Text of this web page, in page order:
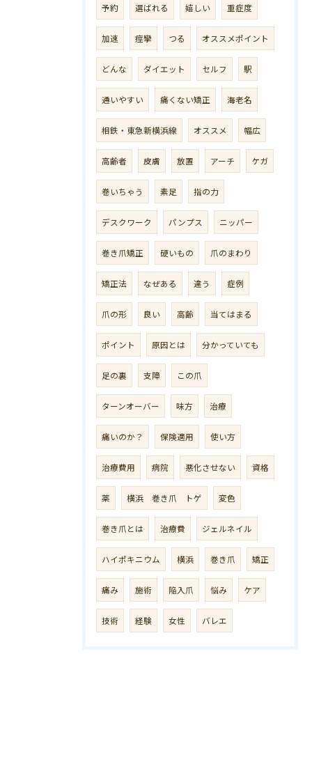
予約 選ばれる 嬉しい 重症度
加速 痙攣 つる オススメポイント
どんな ダイエット セルフ 駅
通いやすい 痛くない矯正 海老名
相鉄・東急新横浜線 オススメ 幅広
高齢者 皮膚 放置 アーチ ケガ
巻いちゃう 素足 指の力
デスクワーク パンプス ニッパー
巻き爪矯正 硬いもの 爪のまわり
矯正法 なぜある 違う 症例
爪の形 良い 高齢 当てはまる
ポイント 原因とは 分かっていても
足の裏 支障 この爪
ターンオーバー 味方 治療
痛いのか？ 保険適用 使い方
治療費用 病院 悪化させない 資格
薬 横浜 巻き爪 トゲ 変色
巻き爪とは 治療費 ジェルネイル
ハイポキニウム 横浜 巻き爪 矯正
痛み 施術 陥入爪 悩み ケア
技術 経験 女性 バレエ